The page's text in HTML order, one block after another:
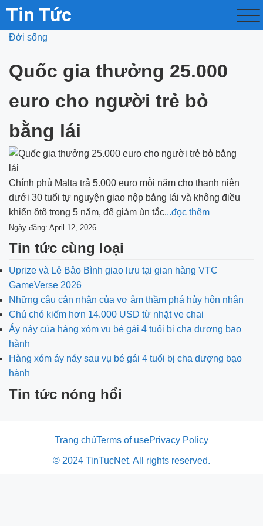
Tin Tức
Đời sống
Quốc gia thưởng 25.000
euro cho người trẻ bỏ
bằng lái
Chính phủ Malta trả 5.000 euro mỗi năm cho thanh niên
dưới 30 tuổi tự nguyện giao nộp bằng lái và không điều
khiển ôtô trong 5 năm, để giảm ùn tắc...đọc thêm
Ngày đăng: April 12, 2026
Tin tức cùng loại
Uprize và Lê Bảo Bình giao lưu tại gian hàng VTC
GameVerse 2026
Những câu cằn nhằn của vợ âm thầm phá hủy hôn nhân
Chú chó kiếm hơn 14.000 USD từ nhặt ve chai
Áy náy của hàng xóm vụ bé gái 4 tuổi bị cha dượng bạo
hành
Hàng xóm áy náy sau vụ bé gái 4 tuổi bị cha dượng bạo
hành
Tin tức nóng hổi
Trang chủTerms of usePrivacy Policy
© 2024 TinTucNet. All rights reserved.